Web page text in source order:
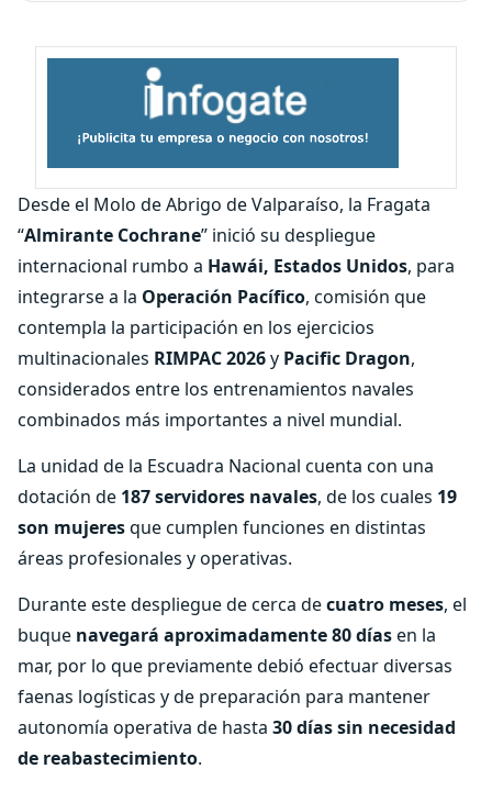
Desde el Molo de Abrigo de Valparaíso, la Fragata
“Almirante Cochrane” inició su despliegue
internacional rumbo a Hawái, Estados Unidos, para
integrarse a la Operación Pacífico, comisión que
contempla la participación en los ejercicios
multinacionales RIMPAC 2026y Pacific Dragon,
considerados entre los entrenamientos navales
combinados más importantes a nivel mundial.
La unidad de la Escuadra Nacional cuenta con una
dotación de 187 servidores navales, de los cuales 19
son mujeresque cumplen funciones en distintas
áreas profesionales y operativas.
Durante este despliegue de cerca decuatro meses, el
buque navegará aproximadamente 80 díasen la
mar, por lo que previamente debió efectuar diversas
faenas logísticas y de preparación para mantener
autonomía operativa de hasta 30 días sin necesidad
de reabastecimiento.